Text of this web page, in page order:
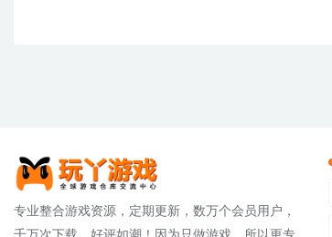
专业整合游戏资源，定期更新，数万个会员用户，